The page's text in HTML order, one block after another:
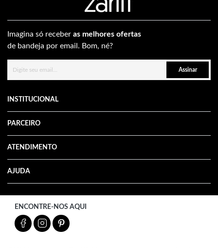
Imagina só receber as melhores ofertas
de bandeja por email. Bom, né?
Assinar
INSTITUCIONAL
PARCEIRO
ATENDIMENTO
AJUDA
ENCONTRE-NOS AQUI